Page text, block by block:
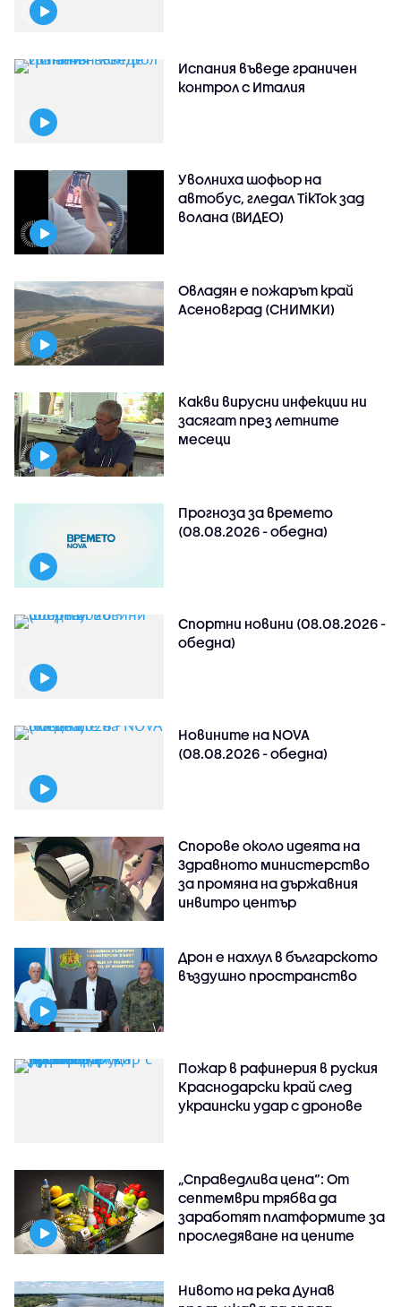
Испания въведе граничен
контрол с Италия
Уволниха шофьор на
автобус, гледал TikTok зад
волана (ВИДЕО)
Овладян е пожарът край
Асеновград (СНИМКИ)
Какви вирусни инфекции ни
засягат през летните
месеци
Прогноза за времето
(08.08.2026 - обедна)
Спортни новини (08.08.2026 -
обедна)
Новините на NOVA
(08.08.2026 - обедна)
Спорове около идеята на
Здравното министерство
за промяна на държавния
инвитро център
Дрон е нахлул в българското
въздушно пространство
Пожар в рафинерия в руския
Краснодарски край след
украински удар с дронове
„Справедлива цена“: От
септември трябва да
заработят платформите за
проследяване на цените
Нивото на река Дунав